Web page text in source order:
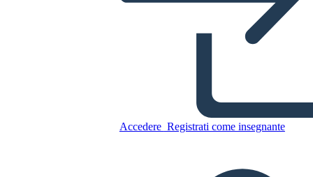
Accedere Registrati come insegnante
Copia questo Storyboard